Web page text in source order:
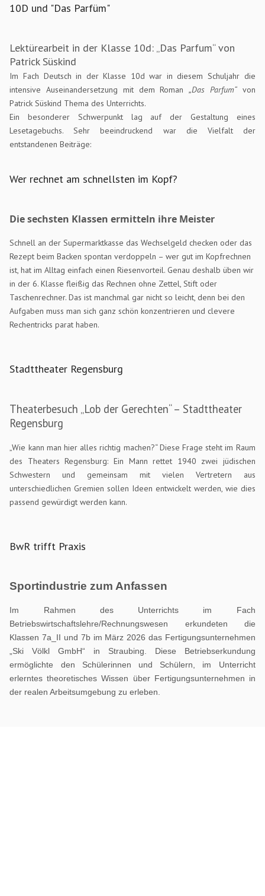
10D und "Das Parfüm"
Lektürearbeit in der Klasse 10d: „Das Parfum“ von
Patrick Süskind
Im Fach Deutsch in der Klasse 10d war in diesem Schuljahr die
intensive Auseinandersetzung mit dem Roman„Das Parfum“von
Patrick Süskind Thema des Unterrichts.
Ein besonderer Schwerpunkt lag auf der Gestaltung eines
Lesetagebuchs. Sehr beeindruckend war die Vielfalt der
entstandenen Beiträge:
Wer rechnet am schnellsten im Kopf?
Die sechsten Klassen ermitteln ihre Meister
Schnell an der Supermarktkasse das Wechselgeld checken oder das
Rezept beim Backen spontan verdoppeln – wer gut im Kopfrechnen
ist, hat im Alltag einfach einen Riesenvorteil. Genau deshalb üben wir
in der 6. Klasse fleißig das Rechnen ohne Zettel, Stift oder
Taschenrechner. Das ist manchmal gar nicht so leicht, denn bei den
Aufgaben muss man sich ganz schön konzentrieren und clevere
Rechentricks parat haben.
Stadttheater Regensburg
Theaterbesuch „Lob der Gerechten“ – Stadttheater
Regensburg
„Wie kann man hier alles richtig machen?“ Diese Frage steht im Raum
des Theaters Regensburg: Ein Mann rettet 1940 zwei jüdischen
Schwestern und gemeinsam mit vielen Vertretern aus
unterschiedlichen Gremien sollen Ideen entwickelt werden, wie dies
passend gewürdigt werden kann.
BwR trifft Praxis
Sportindustrie zum Anfassen
Im Rahmen des Unterrichts im Fach
Betriebswirtschaftslehre/Rechnungswesen erkundeten die
Klassen 7a_II und 7b im März 2026 das Fertigungsunternehmen
„Ski Völkl GmbH“ in Straubing. Diese Betriebserkundung
ermöglichte den Schülerinnen und Schülern, im Unterricht
erlerntes theoretisches Wissen über Fertigungsunternehmen in
der realen Arbeitsumgebung zu erleben.